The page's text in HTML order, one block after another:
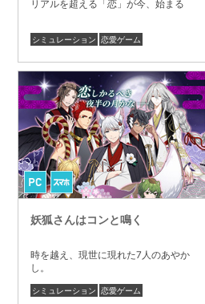
リアルを超える「恋」が今、始まる
シミュレーション 恋愛ゲーム
妖狐さんはコンと鳴く
時を越え、現世に現れた7人のあやか
し。
シミュレーション 恋愛ゲーム